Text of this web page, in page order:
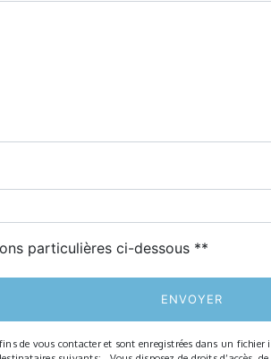
particulières ci-dessous **
ENVOYER
de vous contacter et sont enregistrées dans un